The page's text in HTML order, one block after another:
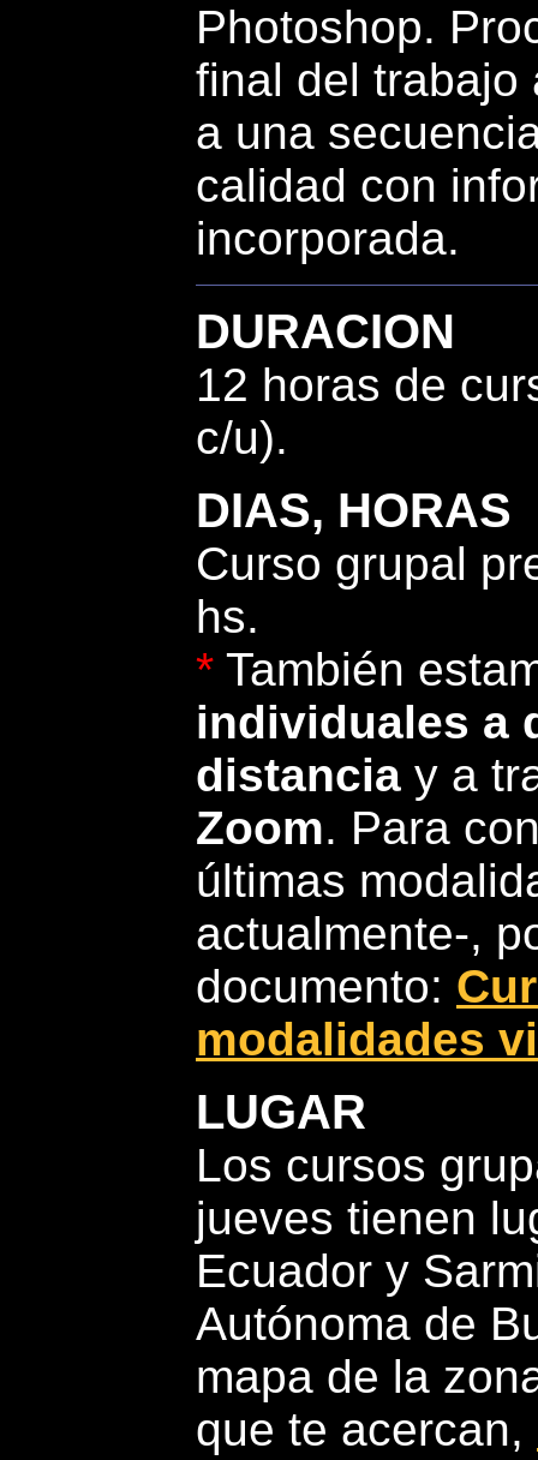
Photoshop.
final del trabajo
a una
calidad con
incorporada.
DURACION
12 horas de
c/u).
DIAS, HORAS
Curso grupal
hs.
* También
individuales a
distancia y a
Zoom. Para
últimas
actualmente-,
documento:
modalidades
LUGAR
Los cursos
jueves tienen
Ecuador y
Autónoma de
mapa de la
que te acercan,